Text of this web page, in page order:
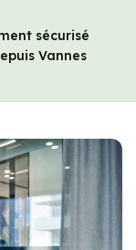
sécurisé
Vannes